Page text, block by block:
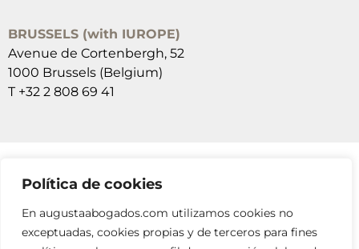
Política de cookies
En augustaabogados.com utilizamos cookies no
exceptuadas, cookies propias y de terceros para fines
BRUSSELS (with IUROPE)
Avenue de Cortenbergh, 52
1000 Brussels (Belgium)
T +32 2 808 69 41
SUSCRÍBETE A NUESTRAS NEWSLETTERS
RELLENA EL FORMULARIO